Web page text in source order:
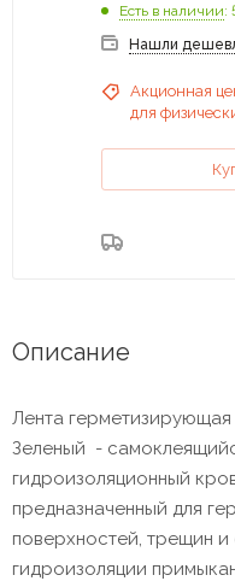
Есть в наличии:
Нашли
Акционная
для
Описание
Лента
Зеленый -
гидроизоляционный
предназначенный для
поверхностей, трещин
гидроизоляции